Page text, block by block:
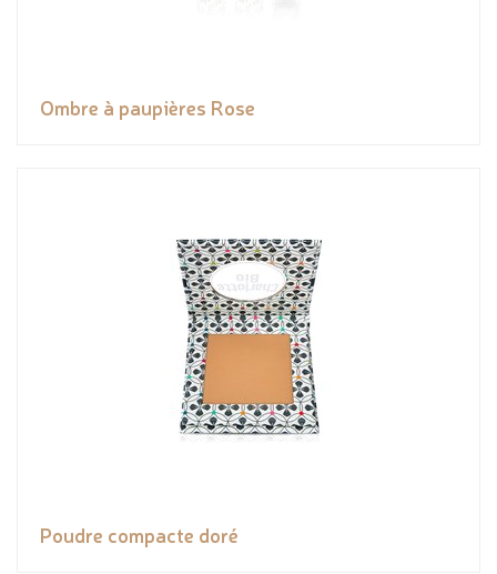
Ombre à paupières Rose
Poudre compacte doré